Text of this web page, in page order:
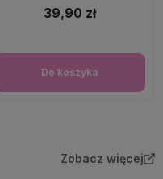
39,90 zł
Do koszyka
Zobacz więcej